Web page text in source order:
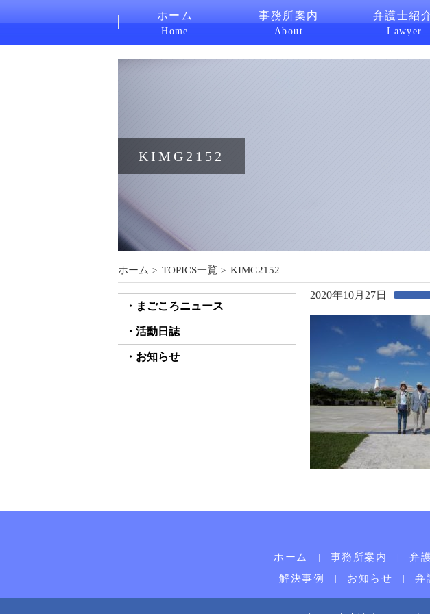
ホーム
Home
事務所案内
About
弁護士紹
Lawyer
KIMG2152
ホーム TOPICS一覧 KIMG2152
2020年10月27日
まごころニュース
活動日誌
お知らせ
ホーム 事務所案内 弁
解決事例
お知らせ 弁